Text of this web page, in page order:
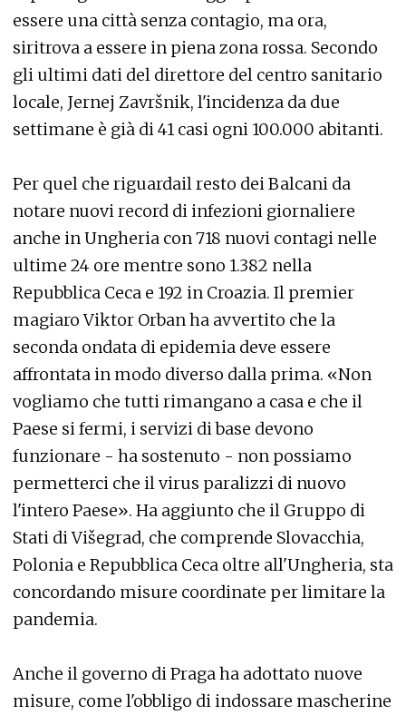
essere una città senza contagio, ma ora,
siritrova a essere in piena zona rossa. Secondo
gli ultimi dati del direttore del centro sanitario
locale, Jernej Završnik, l'incidenza da due
settimane è già di 41 casi ogni 100.000 abitanti.
Per quel che riguardail resto dei Balcani da
notare nuovi record di infezioni giornaliere
anche in Ungheria con 718 nuovi contagi nelle
ultime 24 ore mentre sono 1.382 nella
Repubblica Ceca e 192 in Croazia. Il premier
magiaro Viktor Orban ha avvertito che la
seconda ondata di epidemia deve essere
affrontata in modo diverso dalla prima. «Non
vogliamo che tutti rimangano a casa e che il
Paese si fermi, i servizi di base devono
funzionare - ha sostenuto - non possiamo
permetterci che il virus paralizzi di nuovo
l'intero Paese». Ha aggiunto che il Gruppo di
Stati di Višegrad, che comprende Slovacchia,
Polonia e Repubblica Ceca oltre all'Ungheria, sta
concordando misure coordinate per limitare la
pandemia.
Anche il governo di Praga ha adottato nuove
misure, come l'obbligo di indossare mascherine